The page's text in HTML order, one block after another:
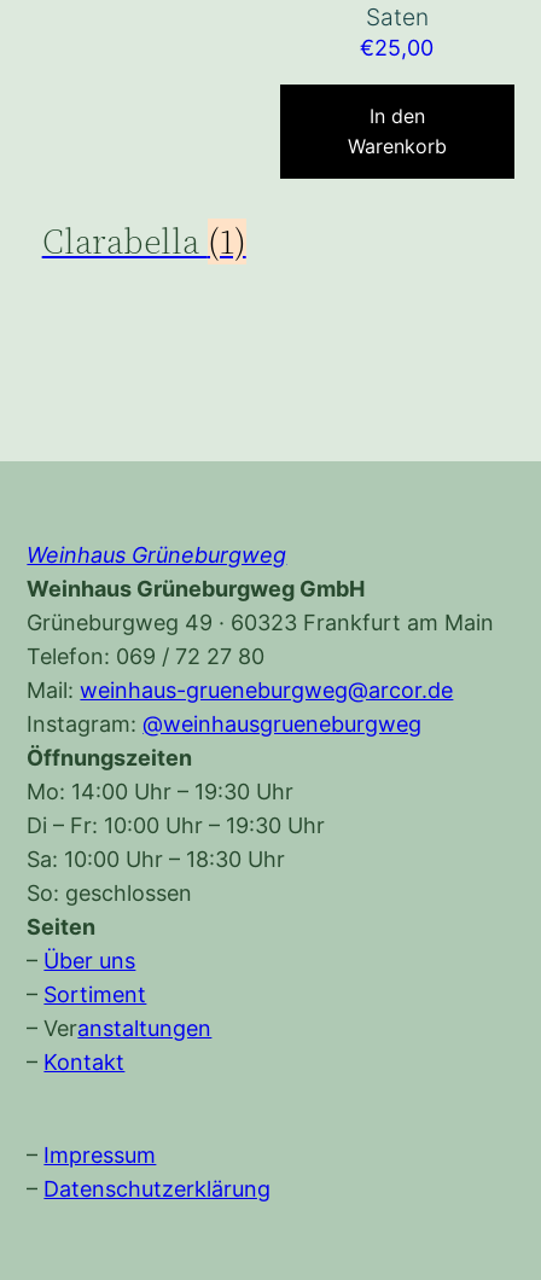
Clarabella (1)
Saten
€25,00
In den
Warenkorb
Weinhaus Grüneburgweg
Weinhaus Grüneburgweg GmbH
Grüneburgweg 49 · 60323 Frankfurt am Main
Telefon: 069 / 72 27 80
Mail:weinhaus-grueneburgweg@arcor.de
Instagram:@weinhausgrueneburgweg
Öffnungszeiten
Mo: 14:00 Uhr – 19:30 Uhr
Di – Fr: 10:00 Uhr – 19:30 Uhr
Sa: 10:00 Uhr – 18:30 Uhr
So: geschlossen
Seiten
– Über uns
– Sortiment
–Veranstaltungen
– Kontakt
– Impressum
– Datenschutzerklärung